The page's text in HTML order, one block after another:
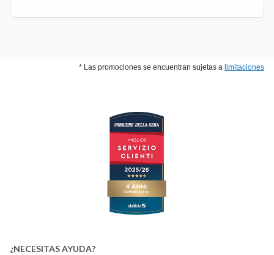
* Las promociones se encuentran sujetas a limitaciones
¿NECESITAS AYUDA?